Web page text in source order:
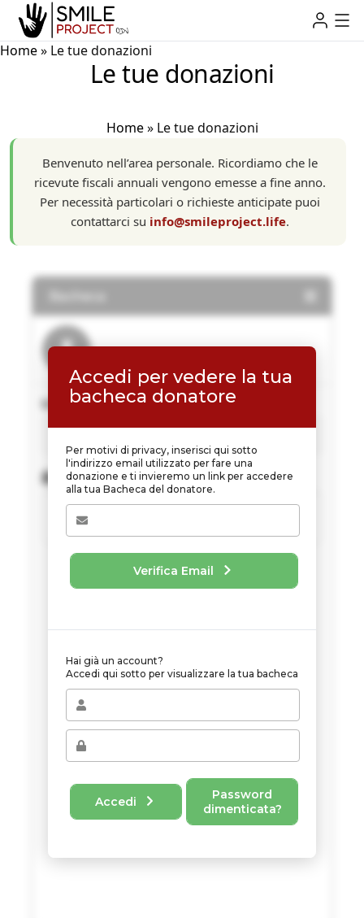
Home» Le tue donazioni
Le tue donazioni
Home »Le tue donazioni
Benvenuto nell’area personale. Ricordiamo che le
ricevute fiscali annuali vengono emesse a fine anno.
Per necessità particolari o richieste anticipate puoi
contattarci su info@smileproject.life.